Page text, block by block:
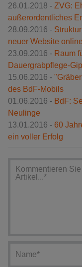
26.01.2018 - ZVG:
außerordentliches
28.09.2016 -
neuer Website online
23.09.2016 - Raum
Dauergrabpflege-
15.06.2016 -
des BdF-Mobils
01.06.2016 - BdF:
Neulinge
13.01.2016 - 60
ein voller Erfolg